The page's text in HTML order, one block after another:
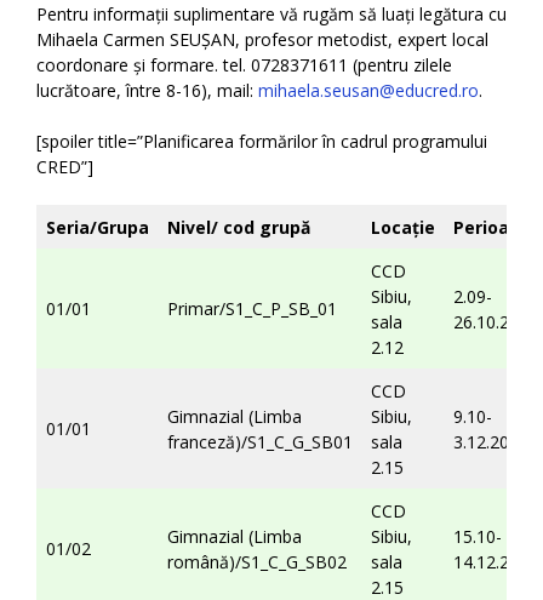
Pentru informații suplimentare vă rugăm să luați legătura cu
Mihaela Carmen SEUȘAN, profesor metodist, expert local
coordonare și formare. tel. 0728371611 (pentru zilele
lucrătoare, între 8-16), mail: mihaela.seusan@educred.ro.
[spoiler title=”Planificarea formărilor în cadrul programului
CRED”]
Seria/Grupa Nivel/ cod grupă Locație Perioada
01/01 Primar/S1_C_P_SB_01
CCD
Sibiu,
sala
2.12
2.09-
26.10.2019
01/01
Gimnazial (Limba
franceză)/S1_C_G_SB01
CCD
Sibiu,
sala
2.15
9.10-
3.12.2019
01/02
Gimnazial (Limba
română)/S1_C_G_SB02
CCD
Sibiu,
sala
2.15
15.10-
14.12.2019